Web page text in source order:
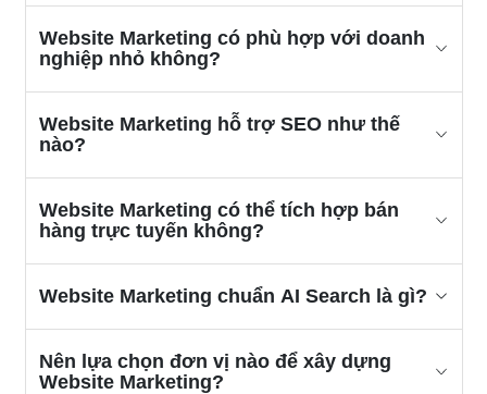
Website Marketing có phù hợp với doanh
nghiệp nhỏ không?
Website Marketing hỗ trợ SEO như thế
nào?
Website Marketing có thể tích hợp bán
hàng trực tuyến không?
Website Marketing chuẩn AI Search là gì?
Nên lựa chọn đơn vị nào để xây dựng
Website Marketing?